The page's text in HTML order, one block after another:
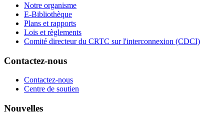
Notre organisme
E-Bibliothèque
Plans et rapports
Lois et règlements
Comité directeur du CRTC sur l'interconnexion (CDCI)
Contactez-nous
Contactez-nous
Centre de soutien
Nouvelles